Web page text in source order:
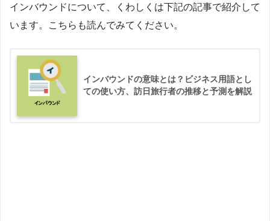
インバウンドについて、くわしくは下記の記事で紹介して
います。こちらも読んでみてください。
インバウンドの意味とは？ビジネス用語とし
ての使い方、訪日旅行者の推移と予測を解説